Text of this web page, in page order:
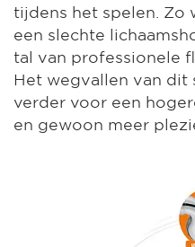
tijdens het spelen. Zo
een slechte
tal van professionele
Het wegvallen van
verder voor een
en gewoon meer